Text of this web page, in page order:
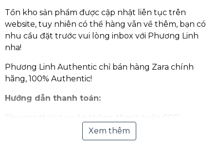
Tồn kho sản phẩm được cập nhật liên tục trên
website, tuy nhiên có thể hàng vẫn về thêm, bạn có
nhu cầu đặt trước vui lòng inbox với Phương Linh
nha!
Phương Linh Authentic chỉ bán hàng Zara chính
hãng, 100% Authentic!
Hướng dẫn thanh toán:
Phương thức truyền thống: thanh toán COD,
chuyển khoản qua ngân hàng.
Xem thêm